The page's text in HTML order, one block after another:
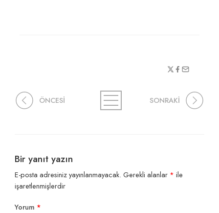
ÖNCESİ SONRAKİ
Bir yanıt yazın
E-posta adresiniz yayınlanmayacak. Gerekli alanlar * ile
işaretlenmişlerdir
Yorum *